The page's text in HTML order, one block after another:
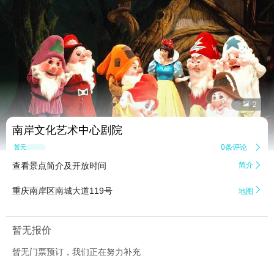
 2
南岸文化艺术中心剧院
暂无点评 0条评论 
查看景点简介及开放时间 简介 
重庆南岸区南城大道119号 地图 
暂无报价
暂无门票预订，我们正在努力补充